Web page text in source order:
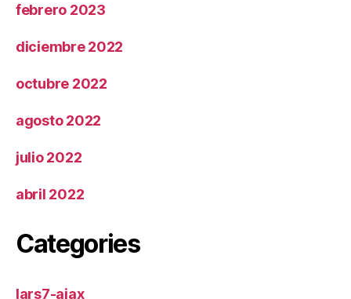
febrero 2023
diciembre 2022
octubre 2022
agosto 2022
julio 2022
abril 2022
Categories
lars7-ajax